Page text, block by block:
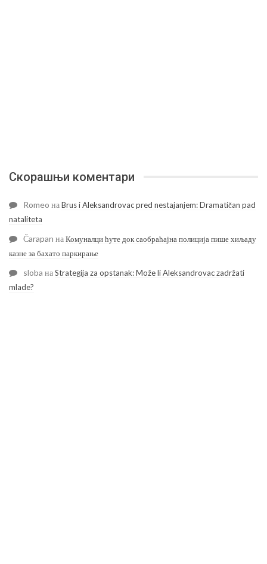
Скорашњи коментари
Romeo наBrus i Aleksandrovac pred nestajanjem: Dramatičan pad
nataliteta
Čarapan наКомуналци ћуте док саобраћајна полиција пише хиљаду
казне за бахато паркирање
sloba наStrategija za opstanak: Može li Aleksandrovac zadržati
mlade?